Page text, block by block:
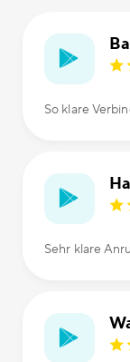
So klare
Sehr klare